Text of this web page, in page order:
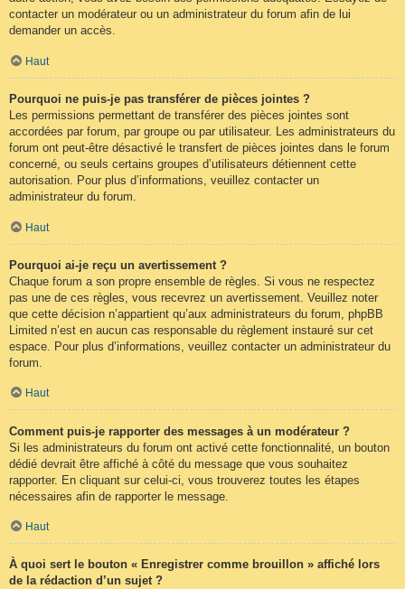
contacter un modérateur ou un administrateur du forum afin de lui
demander un accès.
Haut
Pourquoi ne puis-je pas transférer de pièces jointes ?
Les permissions permettant de transférer des pièces jointes sont
accordées par forum, par groupe ou par utilisateur. Les administrateurs du
forum ont peut-être désactivé le transfert de pièces jointes dans le forum
concerné, ou seuls certains groupes d’utilisateurs détiennent cette
autorisation. Pour plus d’informations, veuillez contacter un
administrateur du forum.
Haut
Pourquoi ai-je reçu un avertissement ?
Chaque forum a son propre ensemble de règles. Si vous ne respectez
pas une de ces règles, vous recevrez un avertissement. Veuillez noter
que cette décision n’appartient qu’aux administrateurs du forum, phpBB
Limited n’est en aucun cas responsable du règlement instauré sur cet
espace. Pour plus d’informations, veuillez contacter un administrateur du
forum.
Haut
Comment puis-je rapporter des messages à un modérateur ?
Si les administrateurs du forum ont activé cette fonctionnalité, un bouton
dédié devrait être affiché à côté du message que vous souhaitez
rapporter. En cliquant sur celui-ci, vous trouverez toutes les étapes
nécessaires afin de rapporter le message.
Haut
À quoi sert le bouton « Enregistrer comme brouillon » affiché lors
de la rédaction d’un sujet ?